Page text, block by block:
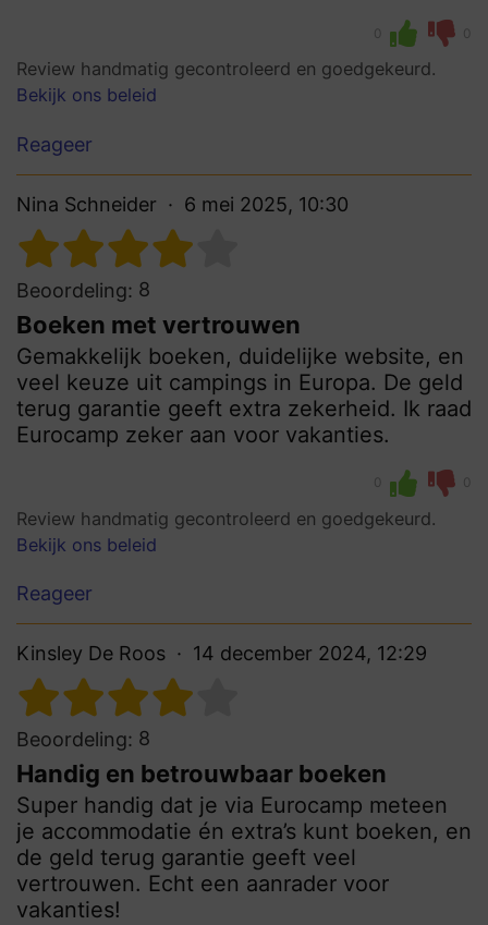
0 0
Review handmatig gecontroleerd en goedgekeurd.
Bekijk ons beleid
Reageer
Nina Schneider 6 mei 2025, 10:30
Beoordeling: 8
Boeken met vertrouwen
Gemakkelijk boeken, duidelijke website, en
veel keuze uit campings in Europa. De geld
terug garantie geeft extra zekerheid. Ik raad
Eurocamp zeker aan voor vakanties.
0 0
Review handmatig gecontroleerd en goedgekeurd.
Bekijk ons beleid
Reageer
Kinsley De Roos 14 december 2024, 12:29
Beoordeling: 8
Handig en betrouwbaar boeken
Super handig dat je via Eurocamp meteen
je accommodatie én extra’s kunt boeken, en
de geld terug garantie geeft veel
vertrouwen. Echt een aanrader voor
vakanties!